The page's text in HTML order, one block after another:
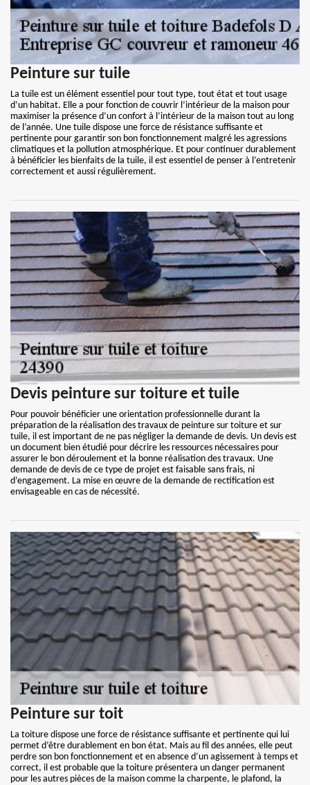
Peinture sur tuile
La tuile est un élément essentiel pour tout type, tout état et tout usage
d’un habitat. Elle a pour fonction de couvrir l’intérieur de la maison pour
maximiser la présence d’un confort à l’intérieur de la maison tout au long
de l’année. Une tuile dispose une force de résistance suffisante et
pertinente pour garantir son bon fonctionnement malgré les agressions
climatiques et la pollution atmosphérique. Et pour continuer durablement
à bénéficier les bienfaits de la tuile, il est essentiel de penser à l’entretenir
correctement et aussi régulièrement.
Devis peinture sur toiture et tuile
Pour pouvoir bénéficier une orientation professionnelle durant la
préparation de la réalisation des travaux de peinture sur toiture et sur
tuile, il est important de ne pas négliger la demande de devis. Un devis est
un document bien étudié pour décrire les ressources nécessaires pour
assurer le bon déroulement et la bonne réalisation des travaux. Une
demande de devis de ce type de projet est faisable sans frais, ni
d’engagement. La mise en œuvre de la demande de rectification est
envisageable en cas de nécessité.
Peinture sur toit
La toiture dispose une force de résistance suffisante et pertinente qui lui
permet d’être durablement en bon état. Mais au fil des années, elle peut
perdre son bon fonctionnement et en absence d’un agissement à temps et
correct, il est probable que la toiture présentera un danger permanent
pour les autres pièces de la maison comme la charpente, le plafond, la